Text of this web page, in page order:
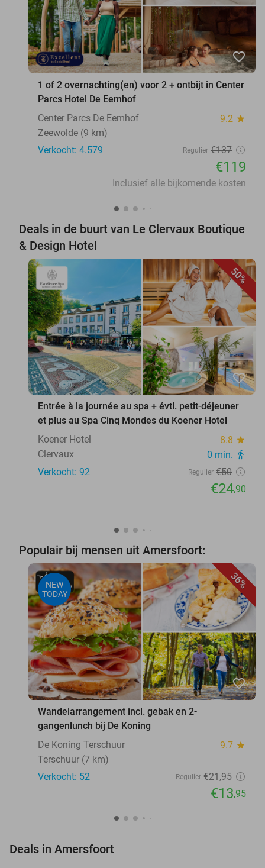
favorite_border
1 of 2 overnachting(en) voor 2 + ontbijt in Center
Parcs Hotel De Eemhof
Center Parcs De Eemhof
9.2 star
Zeewolde (9 km)
Verkocht: 4.579
Regulier €137
€119
Inclusief alle bijkomende kosten
Deals in de buurt van Le Clervaux Boutique
& Design Hotel
50%
favorite_border
Entrée à la journée au spa + évtl. petit-déjeuner
et plus au Spa Cinq Mondes du Koener Hotel
Koener Hotel
8.8 star
Clervaux 0 min. directions_walk
Verkocht: 92 Regulier €50
€24,90
Populair bij mensen uit Amersfoort:
36%
NEW
TODAY
favorite_border
Wandelarrangement incl. gebak en 2-
gangenlunch bij De Koning
De Koning Terschuur
9.7 star
Terschuur (7 km)
Verkocht: 52
Regulier €21,95
€13,95
Deals in Amersfoort